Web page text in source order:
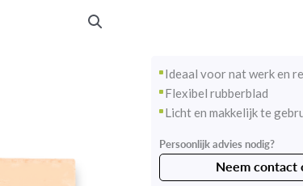
Ideaal voor nat werk en
Flexibel rubberblad
Licht en makkelijk te
Persoonlijk advies nodig?
Neem contact